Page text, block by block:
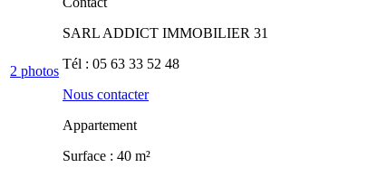
2 photos
SARL ADDICT IMMOBILIER 31
Tél : 05 63 33 52 48
Nous contacter
Appartement
Surface : 40 m²